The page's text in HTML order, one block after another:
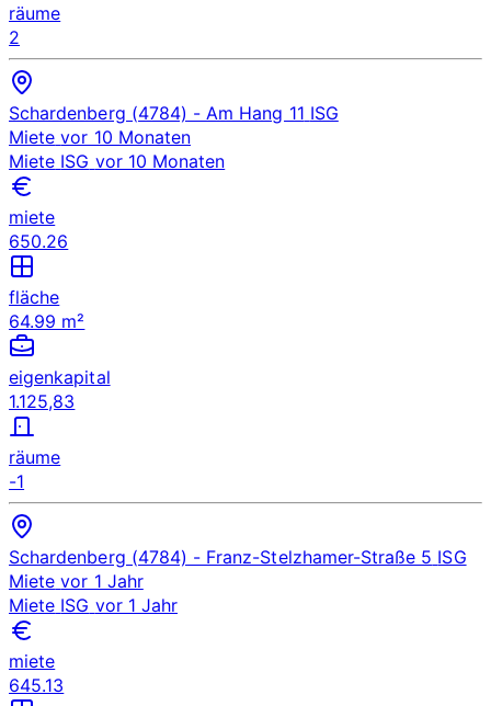
räume
2
Schardenberg (4784) - Am Hang 11 ISG
Miete vor 10 Monaten
Miete ISG vor 10 Monaten
miete
650.26
fläche
64.99 m²
eigenkapital
1.125,83
räume
-1
Schardenberg (4784) - Franz-Stelzhamer-Straße 5 ISG
Miete vor 1 Jahr
Miete ISG vor 1 Jahr
miete
645.13